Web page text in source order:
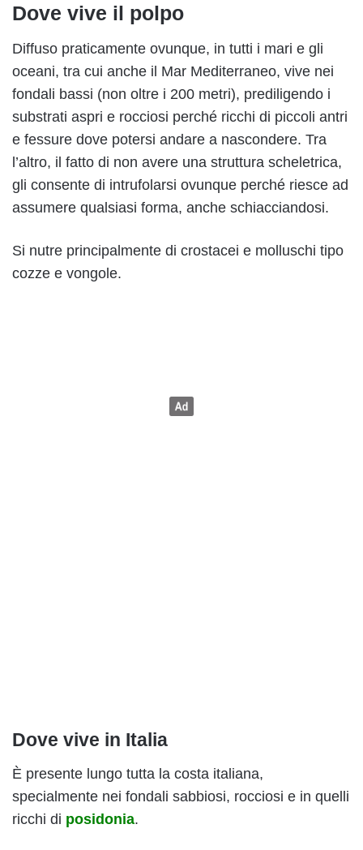
Dove vive il polpo
Diffuso praticamente ovunque, in tutti i mari e gli
oceani, tra cui anche il Mar Mediterraneo, vive nei
fondali bassi (non oltre i 200 metri), prediligendo i
substrati aspri e rocciosi perché ricchi di piccoli antri
e fessure dove potersi andare a nascondere. Tra
l’altro, il fatto di non avere una struttura scheletrica,
gli consente di intrufolarsi ovunque perché riesce ad
assumere qualsiasi forma, anche schiacciandosi.
Si nutre principalmente di crostacei e molluschi tipo
cozze e vongole.
Dove vive in Italia
È presente lungo tutta la costa italiana,
specialmente nei fondali sabbiosi, rocciosi e in quelli
ricchi di posidonia.